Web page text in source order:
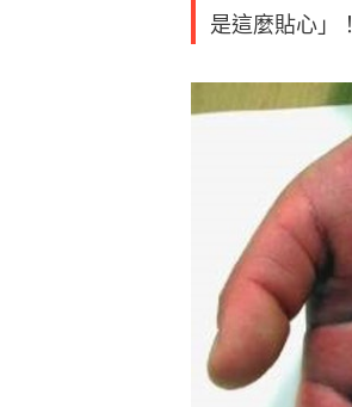
是這麼貼心」！